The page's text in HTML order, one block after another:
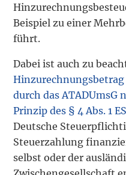
Beispiel zu einer
führt.
Dabei ist auch zu
durch das ATADUmsG
Prinzip des § 4 Abs. 1
Deutsche
Steuerzahlung
selbst oder der